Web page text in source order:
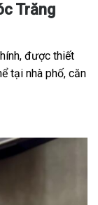
Trăng
được thiết
tại nhà phố, căn